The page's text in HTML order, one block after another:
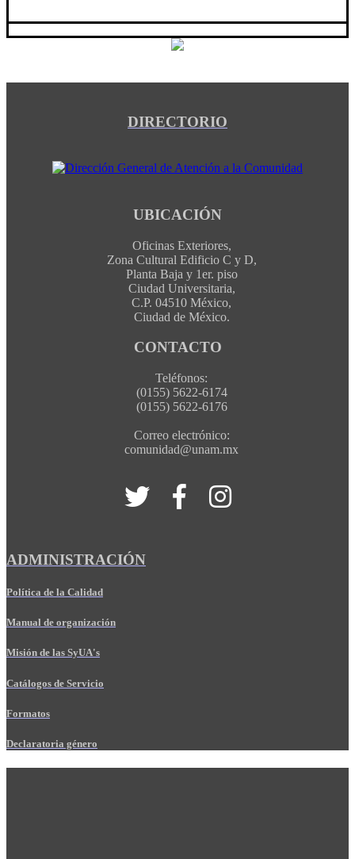
DIRECTORIO
UBICACIÓN
Oficinas Exteriores,
Zona Cultural Edificio C y D,
Planta Baja y 1er. piso
Ciudad Universitaria,
C.P. 04510 México,
Ciudad de México.
CONTACTO
Teléfonos:
(0155) 5622-6174
(0155) 5622-6176
Correo electrónico:
comunidad@unam.mx
ADMINISTRACIÓN
Política de la Calidad
Manual de organización
Misión de las SyUA's
Catálogos de Servicio
Formatos
Declaratoria género